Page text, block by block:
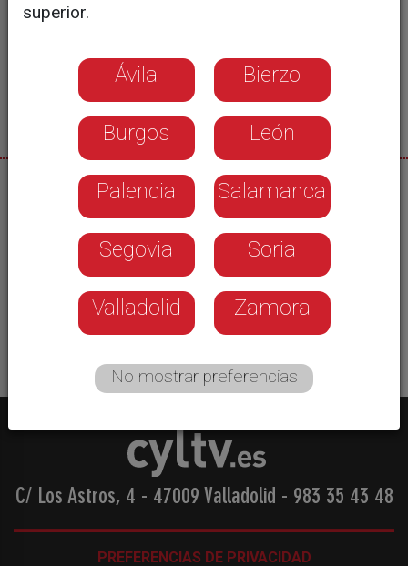
07/01/2026
El cantautor Israel López, afincado en La Granja
de San Ildefonso, lanza su primer disco. Un
trabajo en el que se atreve con temas propios,
colaboraciones y hasta con un cambio de
nombre. Ivy Ferrer promete, además, gira.
C/ Los Astros, 4 - 47009 Valladolid - 983 35 43 48
PREFERENCIAS DE PRIVACIDAD
superior.
Ávila Bierzo
Burgos León
Palencia Salamanca
Segovia Soria
Valladolid Zamora
No mostrar preferencias